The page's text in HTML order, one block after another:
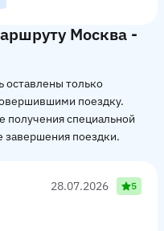
Москва -
оставлены только
поездку.
получения специальной
завершения поездки.
28.07.2026 5